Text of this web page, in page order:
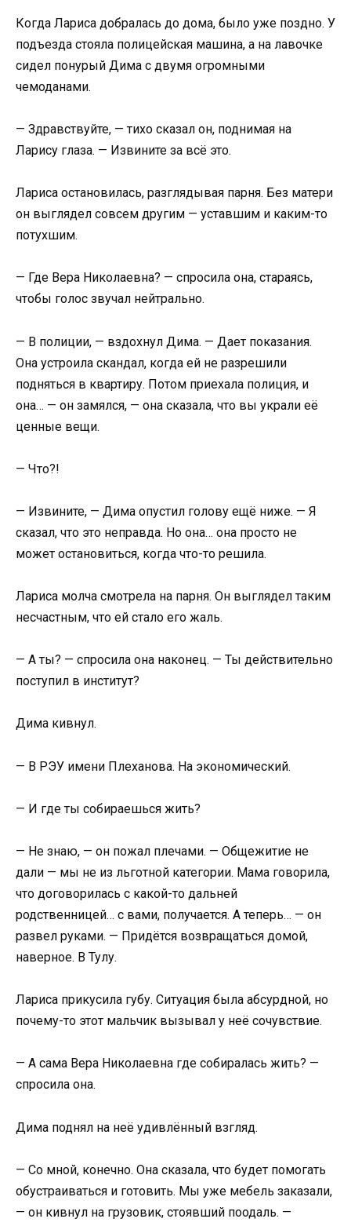
Когда Лариса добралась до дома, было уже поздно. У
подъезда стояла полицейская машина, а на лавочке
сидел понурый Дима с двумя огромными
чемоданами.
— Здравствуйте, — тихо сказал он, поднимая на
Ларису глаза. — Извините за всё это.
Лариса остановилась, разглядывая парня. Без матери
он выглядел совсем другим — уставшим и каким-то
потухшим.
— Где Вера Николаевна? — спросила она, стараясь,
чтобы голос звучал нейтрально.
— В полиции, — вздохнул Дима. — Дает показания.
Она устроила скандал, когда ей не разрешили
подняться в квартиру. Потом приехала полиция, и
она… — он замялся, — она сказала, что вы украли её
ценные вещи.
— Что?!
— Извините, — Дима опустил голову ещё ниже. — Я
сказал, что это неправда. Но она… она просто не
может остановиться, когда что-то решила.
Лариса молча смотрела на парня. Он выглядел таким
несчастным, что ей стало его жаль.
— А ты? — спросила она наконец. — Ты действительно
поступил в институт?
Дима кивнул.
— В РЭУ имени Плеханова. На экономический.
— И где ты собираешься жить?
— Не знаю, — он пожал плечами. — Общежитие не
дали — мы не из льготной категории. Мама говорила,
что договорилась с какой-то дальней
родственницей… с вами, получается. А теперь… — он
развел руками. — Придётся возвращаться домой,
наверное. В Тулу.
Лариса прикусила губу. Ситуация была абсурдной, но
почему-то этот мальчик вызывал у неё сочувствие.
— А сама Вера Николаевна где собиралась жить? —
спросила она.
Дима поднял на неё удивлённый взгляд.
— Со мной, конечно. Она сказала, что будет помогать
обустраиваться и готовить. Мы уже мебель заказали,
— он кивнул на грузовик, стоявший поодаль. —